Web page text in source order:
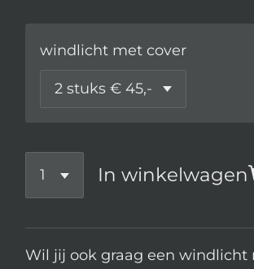
windlicht met cover
In winkelwagen
Wil jij ook graag een windlicht